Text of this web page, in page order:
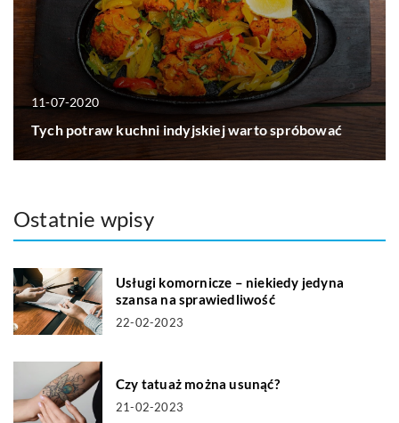
11-07-2020
Tych potraw kuchni indyjskiej warto spróbować
Ostatnie wpisy
Usługi komornicze – niekiedy jedyna
szansa na sprawiedliwość
22-02-2023
Czy tatuaż można usunąć?
21-02-2023